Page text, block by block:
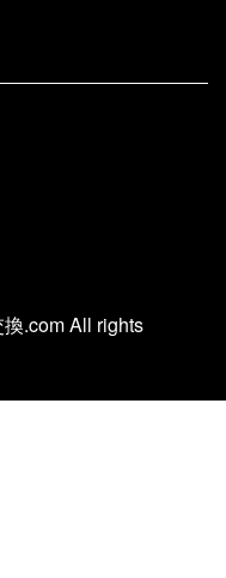
.com All rights